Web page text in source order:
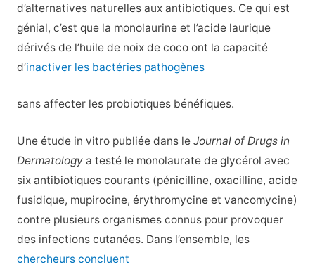
d’alternatives naturelles aux antibiotiques. Ce qui est
génial, c’est que la monolaurine et l’acide laurique
dérivés de l’huile de noix de coco ont la capacité
d’inactiver les bactéries pathogènes
sans affecter les probiotiques bénéfiques.
Une étude in vitro publiée dans le Journal of Drugs in
Dermatologya testé le monolaurate de glycérol avec
six antibiotiques courants (pénicilline, oxacilline, acide
fusidique, mupirocine, érythromycine et vancomycine)
contre plusieurs organismes connus pour provoquer
des infections cutanées. Dans l’ensemble, les
chercheurs concluent